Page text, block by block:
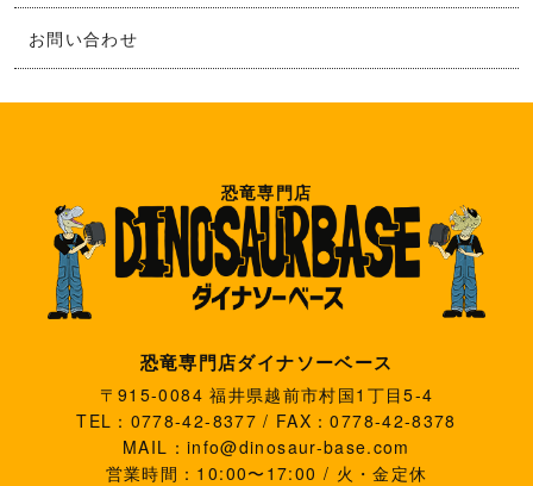
お問い合わせ
恐竜専門店
恐竜専門店ダイナソーベース
〒915-0084 福井県越前市村国1丁目5-4
TEL：0778-42-8377 / FAX：0778-42-8378
MAIL：info@dinosaur-base.com
営業時間：10:00〜17:00 / 火・金定休